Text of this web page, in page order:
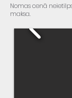
Nomas cenā
maksa.